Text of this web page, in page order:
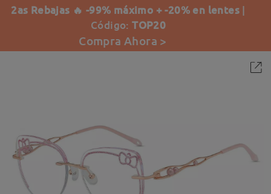
2as Rebajas 🔥 -99% máximo + -20% en lentes |
Código:TOP20
Compra Ahora >